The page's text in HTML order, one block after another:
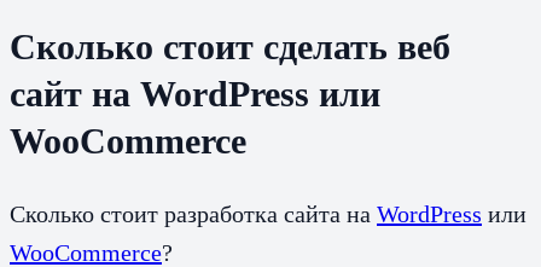
Сколько стоит сделать веб
сайт на WordPress или
WooCommerce
Сколько стоит разработка сайта на WordPress или
WooCommerce?